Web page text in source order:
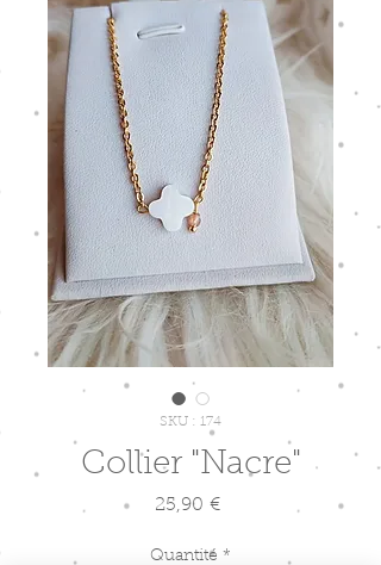
SKU : 174
Collier "Nacre"
25,90 €Prix
Quantité *